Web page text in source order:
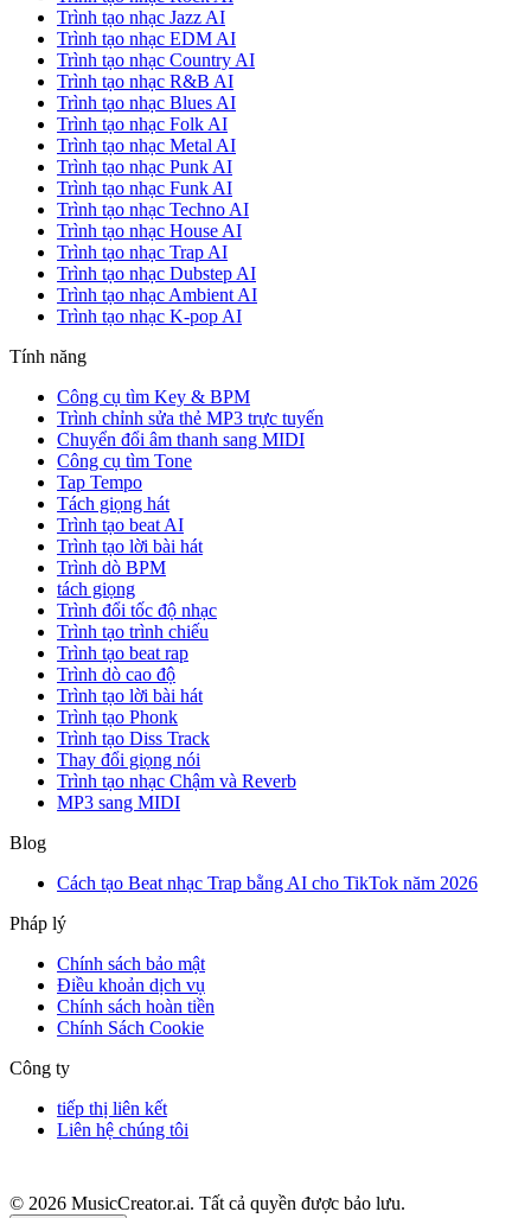
Trình tạo nhạc Jazz AI
Trình tạo nhạc EDM AI
Trình tạo nhạc Country AI
Trình tạo nhạc R&B AI
Trình tạo nhạc Blues AI
Trình tạo nhạc Folk AI
Trình tạo nhạc Metal AI
Trình tạo nhạc Punk AI
Trình tạo nhạc Funk AI
Trình tạo nhạc Techno AI
Trình tạo nhạc House AI
Trình tạo nhạc Trap AI
Trình tạo nhạc Dubstep AI
Trình tạo nhạc Ambient AI
Trình tạo nhạc K-pop AI
Tính năng
Công cụ tìm Key & BPM
Trình chỉnh sửa thẻ MP3 trực tuyến
Chuyển đổi âm thanh sang MIDI
Công cụ tìm Tone
Tap Tempo
Tách giọng hát
Trình tạo beat AI
Trình tạo lời bài hát
Trình dò BPM
tách giọng
Trình đổi tốc độ nhạc
Trình tạo trình chiếu
Trình tạo beat rap
Trình dò cao độ
Trình tạo lời bài hát
Trình tạo Phonk
Trình tạo Diss Track
Thay đổi giọng nói
Trình tạo nhạc Chậm và Reverb
MP3 sang MIDI
Blog
Cách tạo Beat nhạc Trap bằng AI cho TikTok năm 2026
Pháp lý
Chính sách bảo mật
Điều khoản dịch vụ
Chính sách hoàn tiền
Chính Sách Cookie
Công ty
tiếp thị liên kết
Liên hệ chúng tôi
© 2026 MusicCreator.ai. Tất cả quyền được bảo lưu.